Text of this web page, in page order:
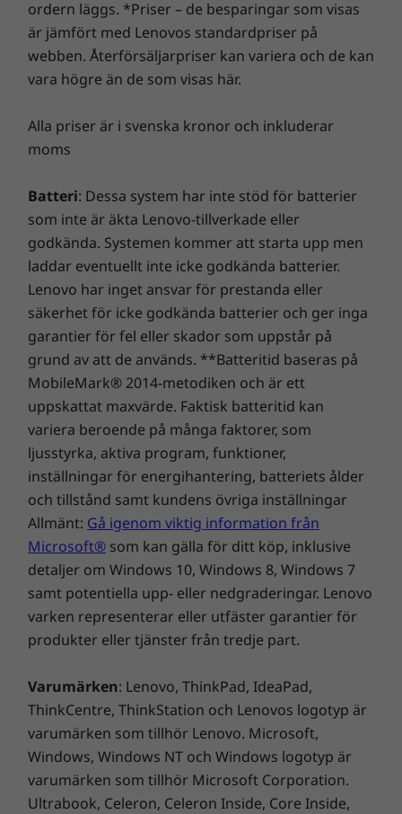
Mått (B × D × H)
179 × 34,5 × 182,9 mm/7,05 × 1,36 × 7,20"
Nätaggregat
65 W 88 % adapter
Specifikationerna kan variera beroende på region.
ordern läggs. *Priser – de besparingar som visas
är jämfört med Lenovos standardpriser på
webben. Återförsäljarpriser kan variera och de kan
vara högre än de som visas här.
Alla priser är i svenska kronor och inkluderar
moms
Batteri: Dessa system har inte stöd för batterier
som inte är äkta Lenovo-tillverkade eller
godkända. Systemen kommer att starta upp men
laddar eventuellt inte icke godkända batterier.
Lenovo har inget ansvar för prestanda eller
säkerhet för icke godkända batterier och ger inga
garantier för fel eller skador som uppstår på
grund av att de används. **Batteritid baseras på
MobileMark® 2014-metodiken och är ett
uppskattat maxvärde. Faktisk batteritid kan
variera beroende på många faktorer, som
ljusstyrka, aktiva program, funktioner,
inställningar för energihantering, batteriets ålder
och tillstånd samt kundens övriga inställningar
Allmänt: Gå igenom viktig information från
Microsoft® som kan gälla för ditt köp, inklusive
detaljer om Windows 10, Windows 8, Windows 7
samt potentiella upp- eller nedgraderingar. Lenovo
varken representerar eller utfäster garantier för
produkter eller tjänster från tredje part.
Varumärken: Lenovo, ThinkPad, IdeaPad,
ThinkCentre, ThinkStation och Lenovos logotyp är
varumärken som tillhör Lenovo. Microsoft,
Windows, Windows NT och Windows logotyp är
varumärken som tillhör Microsoft Corporation.
Ultrabook, Celeron, Celeron Inside, Core Inside,